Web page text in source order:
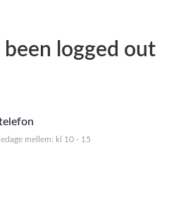
been logged out
mellem: kl 10 - 15